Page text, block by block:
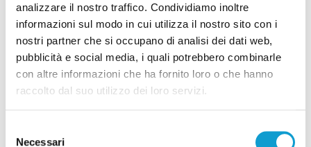
analizzare il nostro traffico. Condividiamo inoltre
informazioni sul modo in cui utilizza il nostro sito con i
nostri partner che si occupano di analisi dei dati web,
pubblicità e social media, i quali potrebbero combinarle
con altre informazioni che ha fornito loro o che hanno
raccolto dal suo utilizzo dei loro servizi.
Necessari